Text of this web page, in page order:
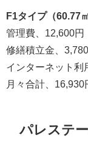
F1タイプ（60.77㎡
管理費、12,600円
修繕積立金、
インターネット利
月々合計、16,930
パレステ